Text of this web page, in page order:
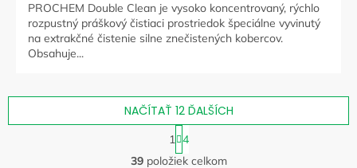
PROCHEM Double Clean je vysoko koncentrovaný, rýchlo
rozpustný práškový čistiaci prostriedok špeciálne vyvinutý
na extrakčné čistenie silne znečistených kobercov.
Obsahuje...
O
NAČÍTAŤ 12 ĎALŠÍCH
S
t
r
1 4
39položiek celkom